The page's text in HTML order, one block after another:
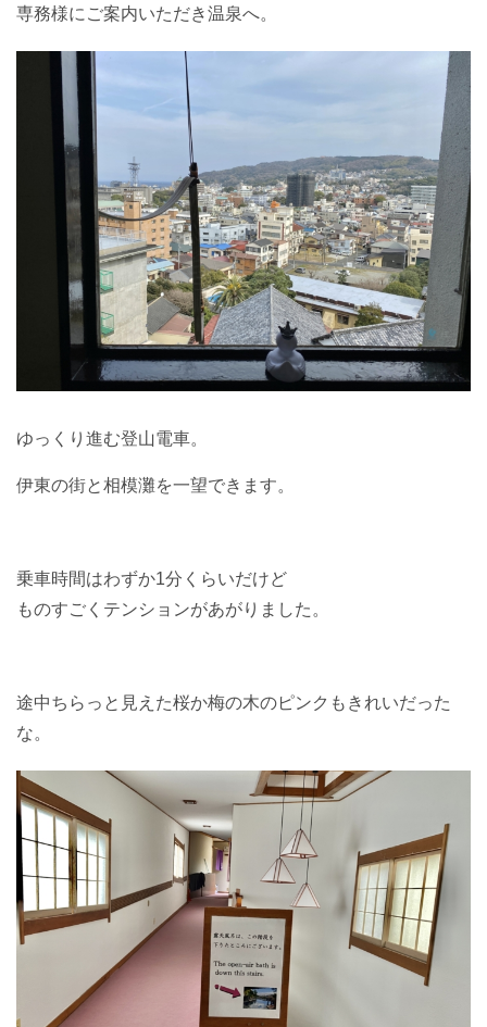
専務様にご案内いただき温泉へ。
ゆっくり進む登山電車。
伊東の街と相模灘を一望できます。
乗車時間はわずか1分くらいだけど
ものすごくテンションがあがりました。
途中ちらっと見えた桜か梅の木のピンクもきれいだった
な。